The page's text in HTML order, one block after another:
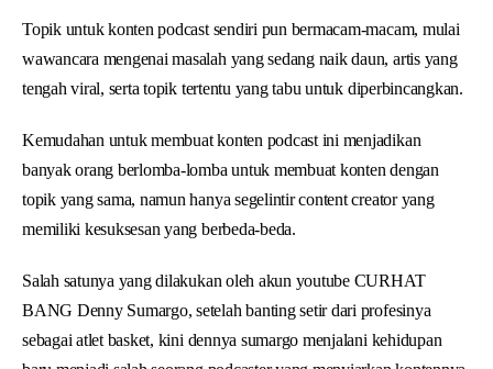
Topik untuk konten podcast sendiri pun bermacam-macam, mulai
wawancara mengenai masalah yang sedang naik daun, artis yang
tengah viral, serta topik tertentu yang tabu untuk diperbincangkan.
Kemudahan untuk membuat konten podcast ini menjadikan
banyak orang berlomba-lomba untuk membuat konten dengan
topik yang sama, namun hanya segelintir content creator yang
memiliki kesuksesan yang berbeda-beda.
Salah satunya yang dilakukan oleh akun youtube CURHAT
BANG Denny Sumargo, setelah banting setir dari profesinya
sebagai atlet basket, kini dennya sumargo menjalani kehidupan